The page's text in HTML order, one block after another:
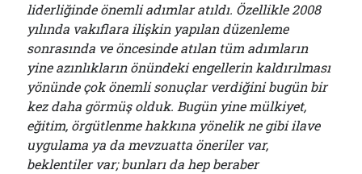
liderliğinde önemli adımlar atıldı. Özellikle 2008
yılında vakıflara ilişkin yapılan düzenleme
sonrasında ve öncesinde atılan tüm adımların
yine azınlıkların önündeki engellerin kaldırılması
yönünde çok önemli sonuçlar verdiğini bugün bir
kez daha görmüş olduk. Bugün yine mülkiyet,
eğitim, örgütlenme hakkına yönelik ne gibi ilave
uygulama ya da mevzuatta öneriler var,
beklentiler var; bunları da hep beraber